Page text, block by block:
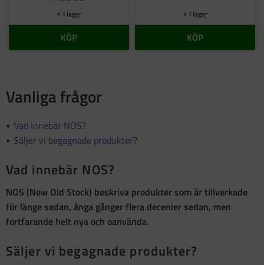
I lager
KÖP
I lager
KÖP
Vanliga frågor
Vad innebär NOS?
Säljer vi begagnade produkter?
Vad innebär NOS?
NOS (New Old Stock) beskriva produkter som ärtillverkade
för länge sedan, ånga gånger flera decenier sedan, men
fortfarande helt nya och oanvända.
Säljer vi begagnade produkter?